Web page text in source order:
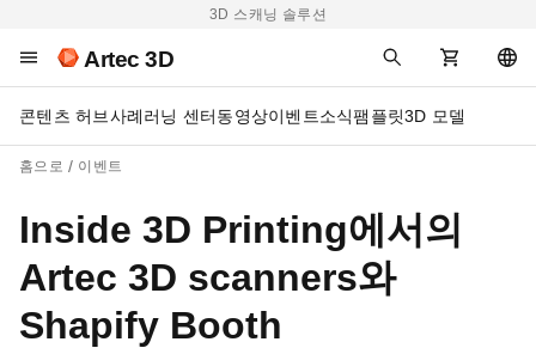
3D 스캐닝 솔루션
Artec 3D
콘텐츠 허브사례러닝 센터동영상이벤트소식팸플릿3D 모델
홈으로 이벤트
Inside 3D Printing에서의
Artec 3D scanners와
Shapify Booth